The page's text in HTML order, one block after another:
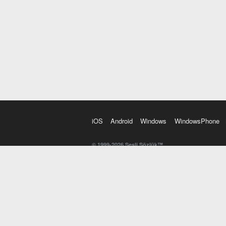
iOS Android Windows WindowsPhone
© 1999-2026 Sesli Sözlük™